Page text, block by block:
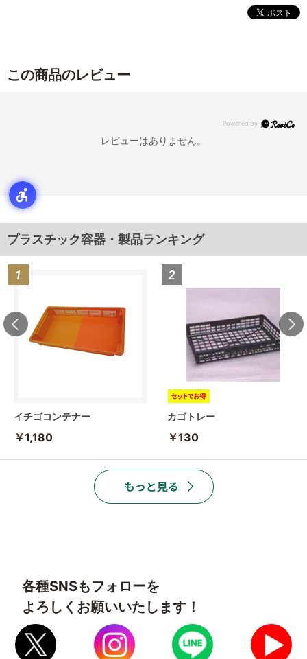
この商品のレビュー
レビューはありません。
プラスチック容器・製品ランキング
イチゴコンテナー
￥1,180
カゴトレー
￥130
各種SNSもフォローを
よろしくお願いいたします！